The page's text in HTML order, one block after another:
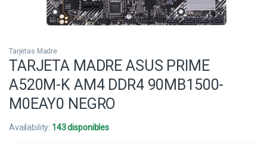
Tarjetas Madre
TARJETA MADRE ASUS PRIME
A520M-K AM4 DDR4 90MB1500-
M0EAY0 NEGRO
Availability: 143 disponibles